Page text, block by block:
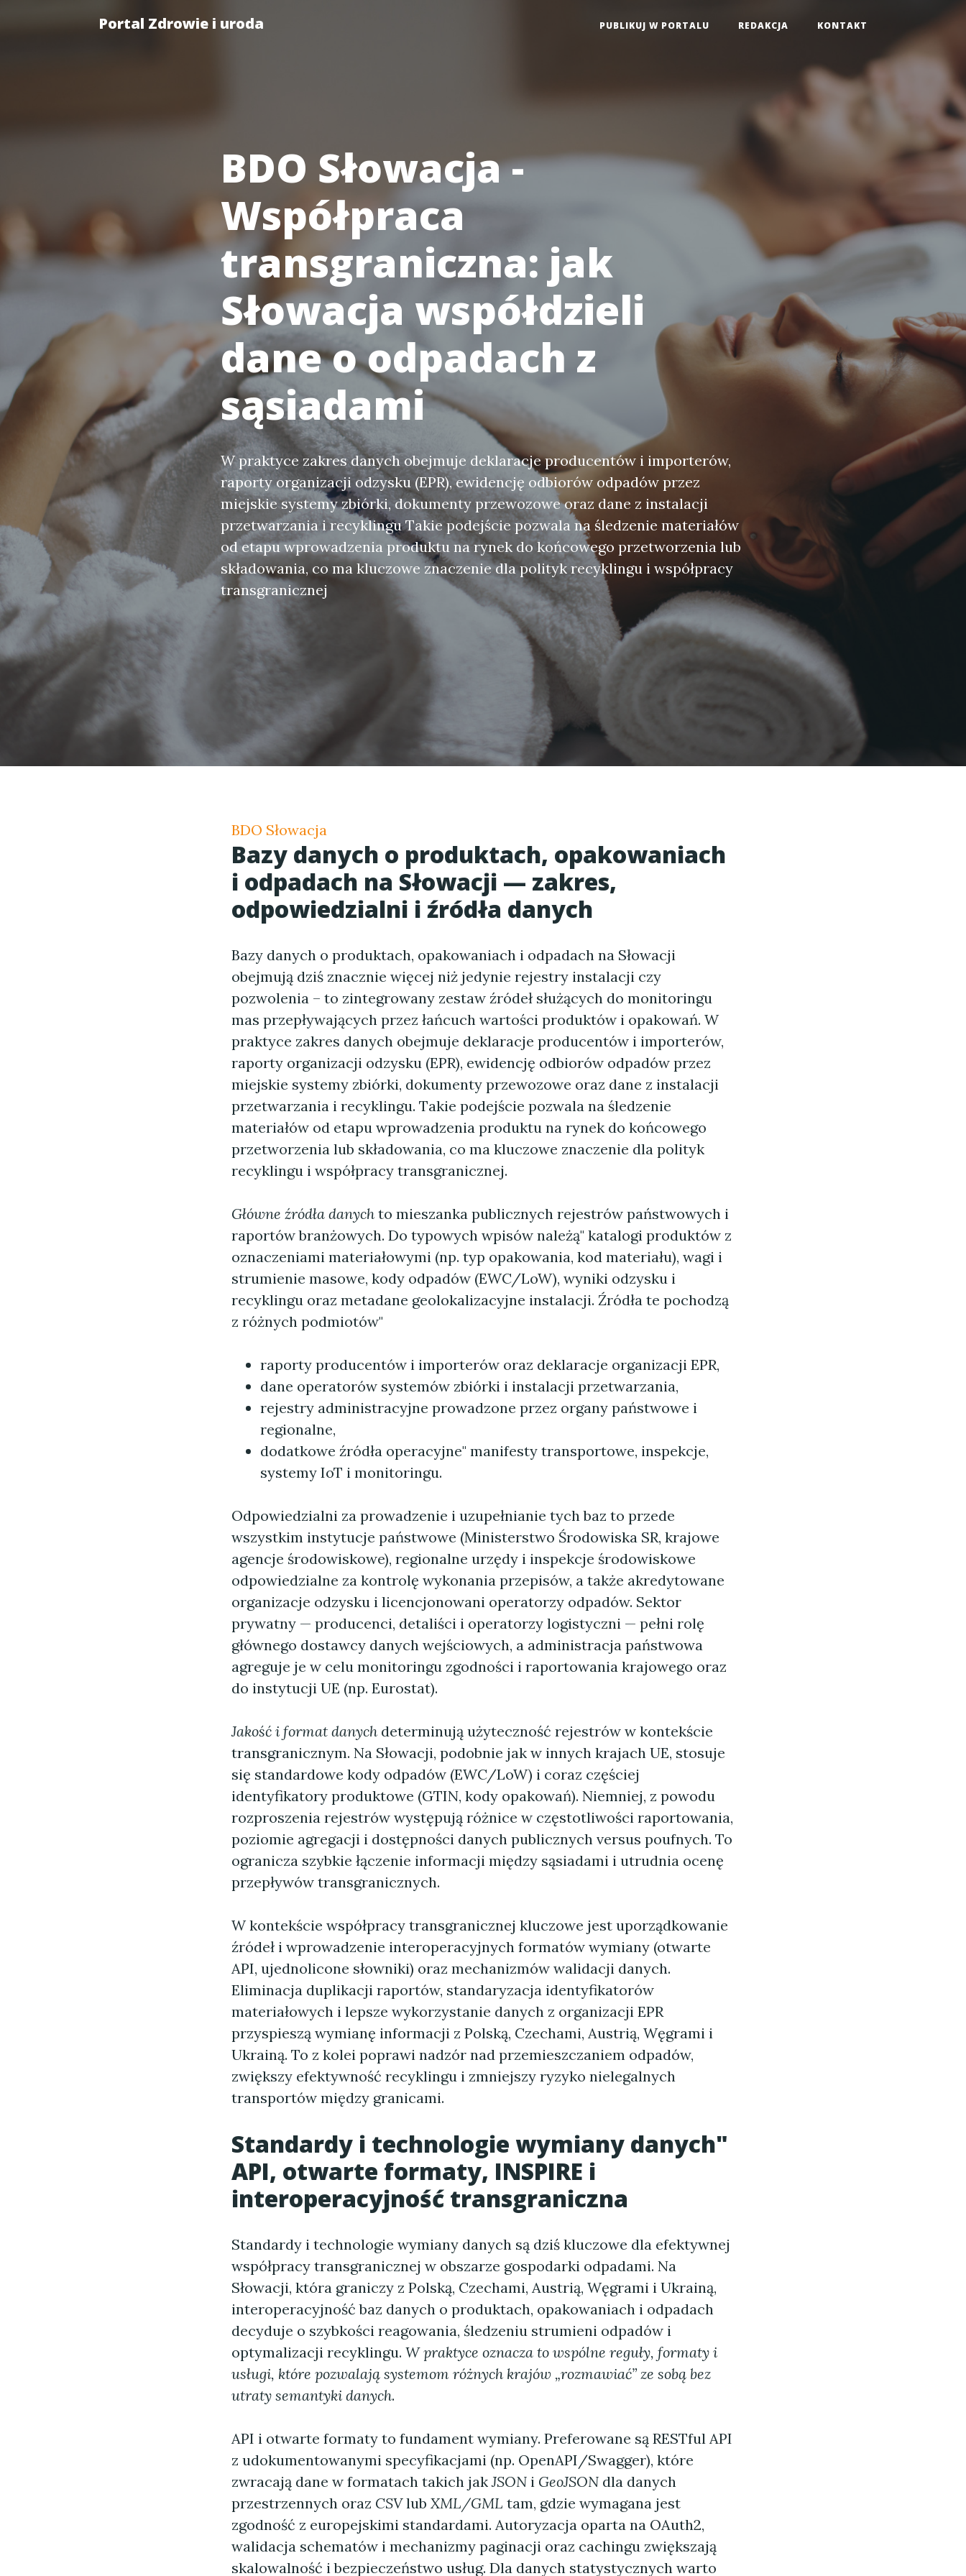
Portal Zdrowie i uroda PUBLIKUJ W PORTALU REDAKCJA KONTAKT
BDO Słowacja -
Współpraca
transgraniczna: jak
Słowacja współdzieli
dane o odpadach z
sąsiadami
W praktyce zakres danych obejmuje deklaracje producentów i importerów,
raporty organizacji odzysku (EPR), ewidencję odbiorów odpadów przez
miejskie systemy zbiórki, dokumenty przewozowe oraz dane z instalacji
przetwarzania i recyklingu Takie podejście pozwala na śledzenie materiałów
od etapu wprowadzenia produktu na rynek do końcowego przetworzenia lub
składowania, co ma kluczowe znaczenie dla polityk recyklingu i współpracy
transgranicznej
BDO Słowacja
Bazy danych o produktach, opakowaniach
i odpadach na Słowacji — zakres,
odpowiedzialni i źródła danych
Bazy danych o produktach, opakowaniach i odpadach na Słowacji
obejmują dziś znacznie więcej niż jedynie rejestry instalacji czy
pozwolenia – to zintegrowany zestaw źródeł służących do monitoringu
mas przepływających przez łańcuch wartości produktów i opakowań. W
praktyce zakres danych obejmuje deklaracje producentów i importerów,
raporty organizacji odzysku (EPR), ewidencję odbiorów odpadów przez
miejskie systemy zbiórki, dokumenty przewozowe oraz dane z instalacji
przetwarzania i recyklingu. Takie podejście pozwala na śledzenie
materiałów od etapu wprowadzenia produktu na rynek do końcowego
przetworzenia lub składowania, co ma kluczowe znaczenie dla polityk
recyklingu i współpracy transgranicznej.
Główne źródła danych to mieszanka publicznych rejestrów państwowych i
raportów branżowych. Do typowych wpisów należą" katalogi produktów z
oznaczeniami materiałowymi (np. typ opakowania, kod materiału), wagi i
strumienie masowe, kody odpadów (EWC/LoW), wyniki odzysku i
recyklingu oraz metadane geolokalizacyjne instalacji. Źródła te pochodzą
z różnych podmiotów"
raporty producentów i importerów oraz deklaracje organizacji EPR,
dane operatorów systemów zbiórki i instalacji przetwarzania,
rejestry administracyjne prowadzone przez organy państwowe i
regionalne,
dodatkowe źródła operacyjne" manifesty transportowe, inspekcje,
systemy IoT i monitoringu.
Odpowiedzialni za prowadzenie i uzupełnianie tych baz to przede
wszystkim instytucje państwowe (Ministerstwo Środowiska SR, krajowe
agencje środowiskowe), regionalne urzędy i inspekcje środowiskowe
odpowiedzialne za kontrolę wykonania przepisów, a także akredytowane
organizacje odzysku i licencjonowani operatorzy odpadów. Sektor
prywatny — producenci, detaliści i operatorzy logistyczni — pełni rolę
głównego dostawcy danych wejściowych, a administracja państwowa
agreguje je w celu monitoringu zgodności i raportowania krajowego oraz
do instytucji UE (np. Eurostat).
Jakość i format danych determinują użyteczność rejestrów w kontekście
transgranicznym. Na Słowacji, podobnie jak w innych krajach UE, stosuje
się standardowe kody odpadów (EWC/LoW) i coraz częściej
identyfikatory produktowe (GTIN, kody opakowań). Niemniej, z powodu
rozproszenia rejestrów występują różnice w częstotliwości raportowania,
poziomie agregacji i dostępności danych publicznych versus poufnych. To
ogranicza szybkie łączenie informacji między sąsiadami i utrudnia ocenę
przepływów transgranicznych.
W kontekście współpracy transgranicznej kluczowe jest uporządkowanie
źródeł i wprowadzenie interoperacyjnych formatów wymiany (otwarte
API, ujednolicone słowniki) oraz mechanizmów walidacji danych.
Eliminacja duplikacji raportów, standaryzacja identyfikatorów
materiałowych i lepsze wykorzystanie danych z organizacji EPR
przyspieszą wymianę informacji z Polską, Czechami, Austrią, Węgrami i
Ukrainą. To z kolei poprawi nadzór nad przemieszczaniem odpadów,
zwiększy efektywność recyklingu i zmniejszy ryzyko nielegalnych
transportów między granicami.
Standardy i technologie wymiany danych"
API, otwarte formaty, INSPIRE i
interoperacyjność transgraniczna
Standardy i technologie wymiany danych są dziś kluczowe dla efektywnej
współpracy transgranicznej w obszarze gospodarki odpadami. Na
Słowacji, która graniczy z Polską, Czechami, Austrią, Węgrami i Ukrainą,
interoperacyjność baz danych o produktach, opakowaniach i odpadach
decyduje o szybkości reagowania, śledzeniu strumieni odpadów i
optymalizacji recyklingu. W praktyce oznacza to wspólne reguły, formaty i
usługi, które pozwalają systemom różnych krajów „rozmawiać” ze sobą bez
utraty semantyki danych.
API i otwarte formaty to fundament wymiany. Preferowane są RESTful API
z udokumentowanymi specyfikacjami (np. OpenAPI/Swagger), które
zwracają dane w formatach takich jakJSON i GeoJSON dla danych
przestrzennych oraz CSVlub XML/GML tam, gdzie wymagana jest
zgodność z europejskimi standardami. Autoryzacja oparta na OAuth2,
walidacja schematów i mechanizmy paginacji oraz cachingu zwiększają
skalowalność i bezpieczeństwo usług. Dla danych statystycznych warto